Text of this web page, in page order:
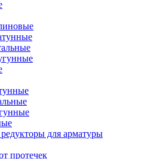
для арматуры
протечек